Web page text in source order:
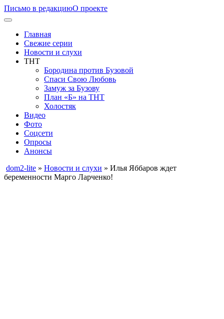
Письмо в редакциюО проекте
Главная
Свежие серии
Новости и слухи
ТНТ
Бородина против Бузовой
Спаси Свою Любовь
Замуж за Бузову
План «Б» на ТНТ
Холостяк
Видео
Фото
Соцсети
Опросы
Анонсы
dom2-lite » Новости и слухи » Илья Яббаров ждет
беременности Марго Ларченко!